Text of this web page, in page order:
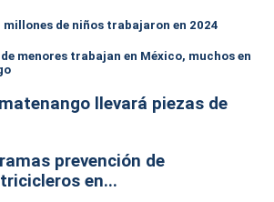
millones de niños trabajaron en 2024
menores trabajan en México, muchos en
llevará piezas de
prevención de
en...